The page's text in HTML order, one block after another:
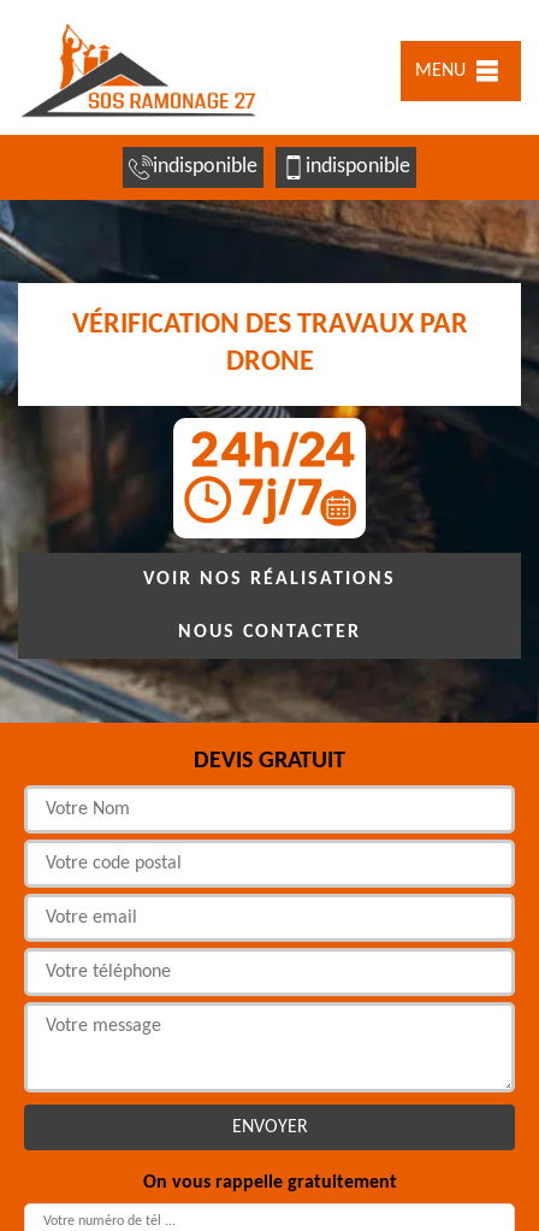
MENU
indisponible indisponible
VÉRIFICATION DES TRAVAUX PAR
DRONE
VOIR NOS RÉALISATIONS
NOUS CONTACTER
DEVIS GRATUIT
On vous rappelle gratuitement